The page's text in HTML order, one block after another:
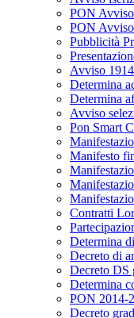
PON
PON
Pubblicità
Avviso
Determina
Determina
Avviso
Pon Smart
Manifesto
Contratti
Determina
Decreto di
Decreto DS
Determina
PON 2014-
Decreto